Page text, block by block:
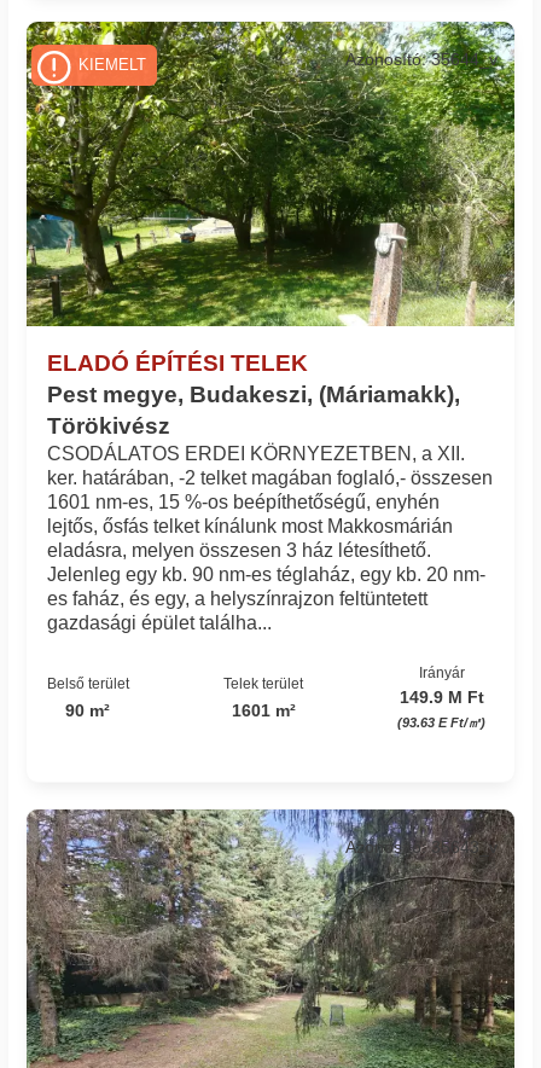
ELADÓ ÉPÍTÉSI TELEK
Pest megye, Budakeszi, (Máriamakk),
Törökivész
Azonosító: 35644_v
CSODÁLATOS ERDEI KÖRNYEZETBEN, a XII.
ker. határában, -2 telket magában foglaló,- összesen
1601 nm-es, 15 %-os beépíthetőségű, enyhén
lejtős, ősfás telket kínálunk most Makkosmárián
eladásra, melyen összesen 3 ház létesíthető.
Jelenleg egy kb. 90 nm-es téglaház, egy kb. 20 nm-
es faház, és egy, a helyszínrajzon feltüntetett
gazdasági épület találha...
Belső terület
90 m²
Telek terület
1601 m²
Irányár
149.9 M Ft
(93.63 E Ft/㎡)
KIEMELT
Azonosító: 35643_v